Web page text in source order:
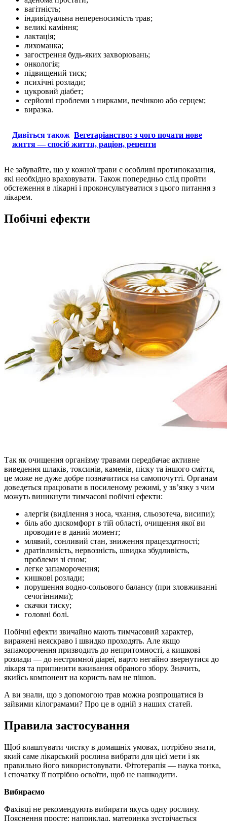
вагітність;
індивідуальна непереносимість трав;
великі каміння;
лактація;
лихоманка;
загострення будь-яких захворювань;
онкологія;
підвищений тиск;
психічні розлади;
цукровий діабет;
серйозні проблеми з нирками, печінкою або серцем;
виразка.
Дивіться також Вегетаріанство: з чого почати нове
життя — спосіб життя, раціон, рецепти
Не забувайте, що у кожної трави є особливі протипоказання,
які необхідно враховувати. Також попередньо слід пройти
обстеження в лікарні і проконсультуватися з цього питання з
лікарем.
Побічні ефекти
Так як очищення організму травами передбачає активне
виведення шлаків, токсинів, каменів, піску та іншого сміття,
це може не дуже добре позначитися на самопочутті. Органам
доведеться працювати в посиленому режимі, у зв’язку з чим
можуть виникнути тимчасові побічні ефекти:
алергія (виділення з носа, чхання, сльозотеча, висипи);
біль або дискомфорт в тій області, очищення якої ви
проводите в даний момент;
млявий, сонливий стан, зниження працездатності;
дратівливість, нервозність, швидка збудливість,
проблеми зі сном;
легке запаморочення;
кишкові розлади;
порушення водно-сольового балансу (при зловживанні
сечогінними);
скачки тиску;
головні болі.
Побічні ефекти звичайно мають тимчасовий характер,
виражені неяскраво і швидко проходять. Але якщо
запаморочення призводить до непритомності, а кишкові
розлади — до нестримної діареї, варто негайно звернутися до
лікаря та припинити вживання обраного збору. Значить,
якийсь компонент на користь вам не пішов.
А ви знали, що з допомогою трав можна розпрощатися із
зайвими кілограмами? Про це в одній з наших статей.
Правила застосування
Щоб влаштувати чистку в домашніх умовах, потрібно знати,
який саме лікарський рослина вибрати для цієї мети і як
правильно його використовувати. Фітотерапія — наука тонка,
і спочатку її потрібно освоїти, щоб не нашкодити.
Вибираємо
Фахівці не рекомендують вибирати якусь одну рослину.
Пояснення просте: наприклад, материнка зустрічається